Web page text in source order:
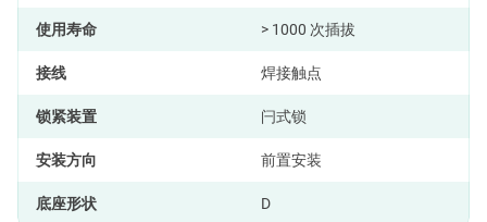
使用寿命 > 1000 次插拔
接线 焊接触点
锁紧装置 闩式锁
安装方向 前置安装
底座形状 D